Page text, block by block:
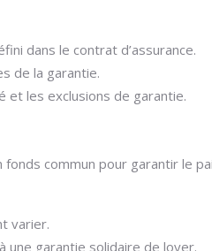
dans le contrat d’assurance.
de la garantie.
et les exclusions de garantie.
commun pour garantir le
varier.
une garantie solidaire de loyer.